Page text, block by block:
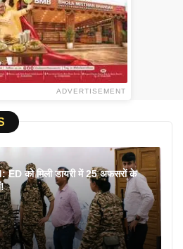
ADVERTISEMENT
को मिली डायरी में 25 अफसरों के